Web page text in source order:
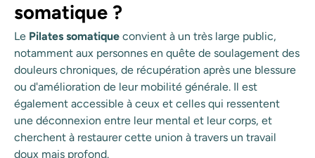
somatique ?
Le Pilates somatique convient à un très large public,
notamment aux personnes en quête de soulagement des
douleurs chroniques, de récupération après une blessure
ou d'amélioration de leur mobilité générale. Il est
également accessible à ceux et celles qui ressentent
une déconnexion entre leur mental et leur corps, et
cherchent à restaurer cette union à travers un travail
doux mais profond.